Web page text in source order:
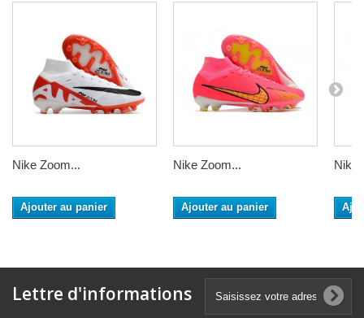
Nike Zoom...
Ajouter au panier
Nike Zoom...
Ajouter au panier
Nike
Lettre d'informations